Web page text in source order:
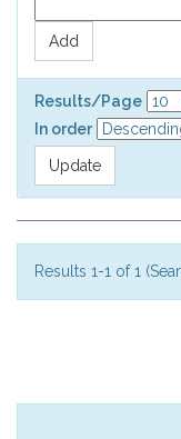
Results/Page
In order
Results 1-1 of 1